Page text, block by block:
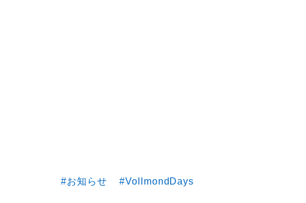
お知らせ VollmondDays